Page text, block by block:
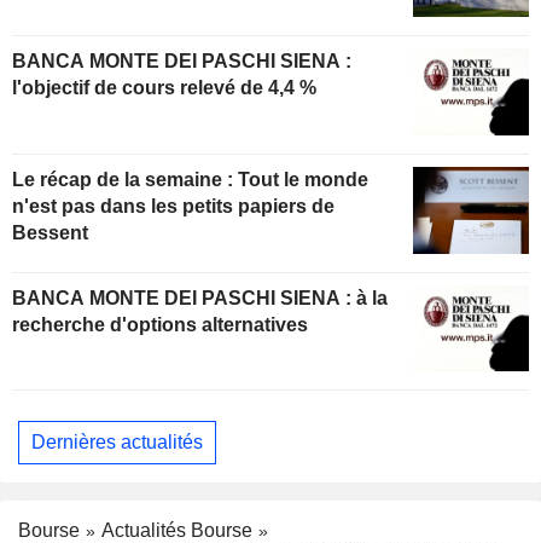
BANCA MONTE DEI PASCHI SIENA :
l'objectif de cours relevé de 4,4 %
Le récap de la semaine : Tout le monde
n'est pas dans les petits papiers de
Bessent
BANCA MONTE DEI PASCHI SIENA : à la
recherche d'options alternatives
Dernières actualités
Bourse
Actualités Bourse